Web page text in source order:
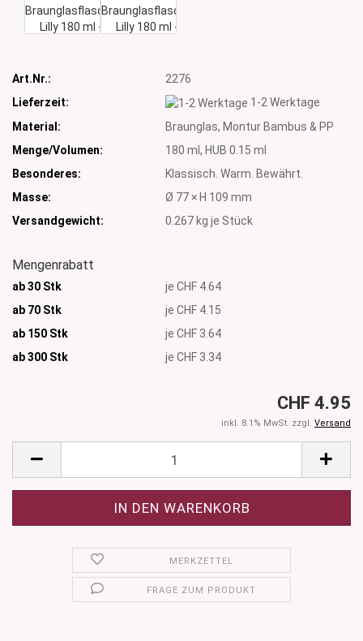
Art.Nr.:
2276
Lieferzeit:
1-2 Werktage
Material:
Braunglas, Montur Bambus & PP
Menge/Volumen:
180 ml, HUB 0.15 ml
Besonderes:
Klassisch. Warm. Bewährt.
Masse:
Ø 77 × H 109 mm
Versandgewicht:
0.267 kg je Stück
Mengenrabatt
ab 30 Stk
je CHF 4.64
ab 70 Stk
je CHF 4.15
ab 150 Stk
je CHF 3.64
ab 300 Stk je CHF 3.34
CHF 4.95
inkl. 8.1% MwSt. zzgl. Versand
MERKZETTEL
FRAGE ZUM PRODUKT